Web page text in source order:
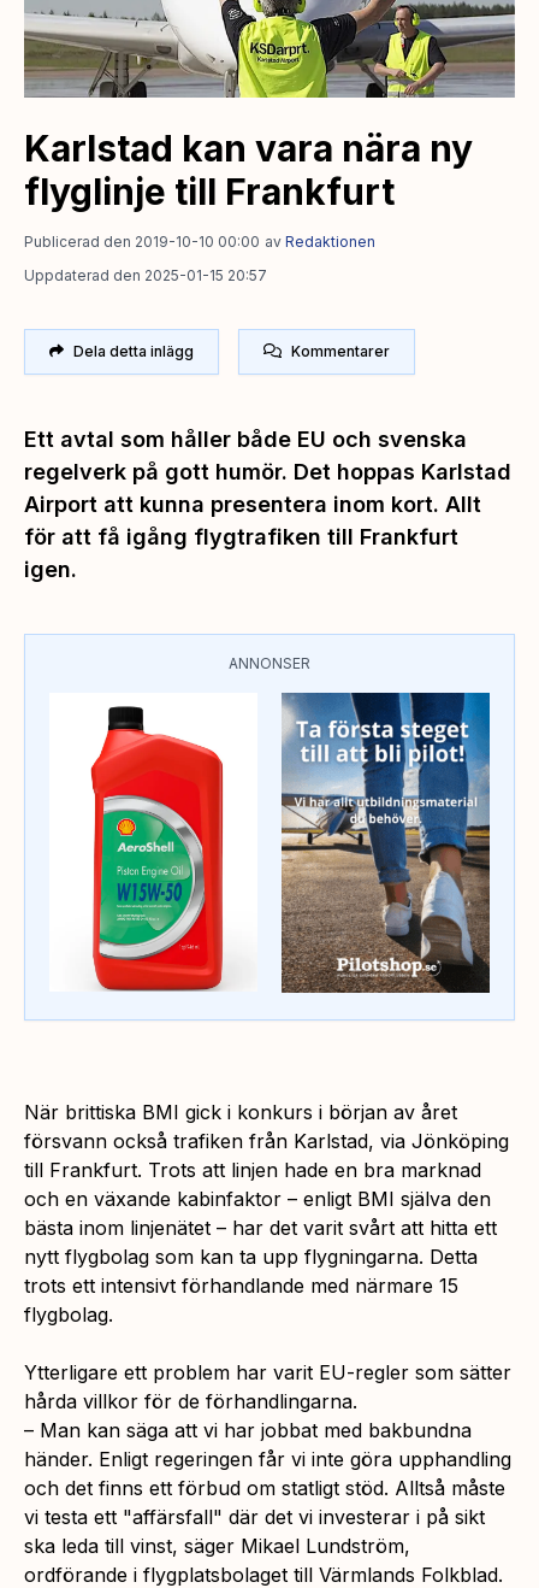
Karlstad kan vara nära ny
flyglinje till Frankfurt
Publicerad den 2019-10-10 00:00 av Redaktionen
Uppdaterad den 2025-01-15 20:57
Dela detta inlägg Kommentarer
Ett avtal som håller både EU och svenska
regelverk på gott humör. Det hoppas Karlstad
Airport att kunna presentera inom kort. Allt
för att få igång flygtrafiken till Frankfurt
igen.
ANNONSER
När brittiska BMI gick i konkurs i början av året
försvann också trafiken från Karlstad, via Jönköping
till Frankfurt. Trots att linjen hade en bra marknad
och en växande kabinfaktor – enligt BMI själva den
bästa inom linjenätet – har det varit svårt att hitta ett
nytt flygbolag som kan ta upp flygningarna. Detta
trots ett intensivt förhandlande med närmare 15
flygbolag.
Ytterligare ett problem har varit EU-regler som sätter
hårda villkor för de förhandlingarna.
– Man kan säga att vi har jobbat med bakbundna
händer. Enligt regeringen får vi inte göra upphandling
och det finns ett förbud om statligt stöd. Alltså måste
vi testa ett "affärsfall" där det vi investerar i på sikt
ska leda till vinst, säger Mikael Lundström,
ordförande i flygplatsbolaget till Värmlands Folkblad.